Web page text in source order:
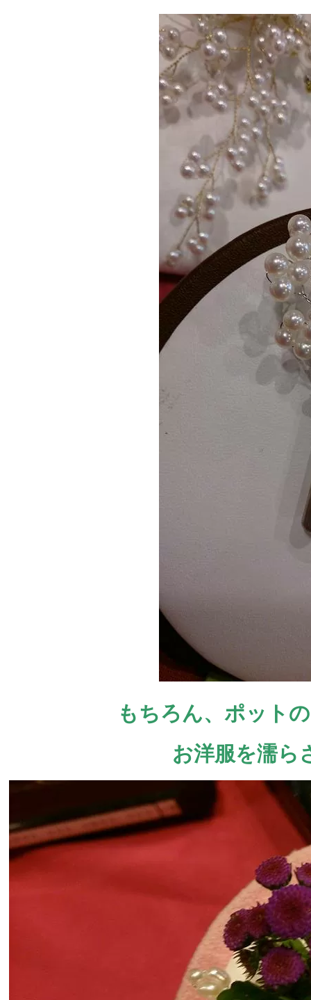
もちろん、ポット
お洋服を濡ら